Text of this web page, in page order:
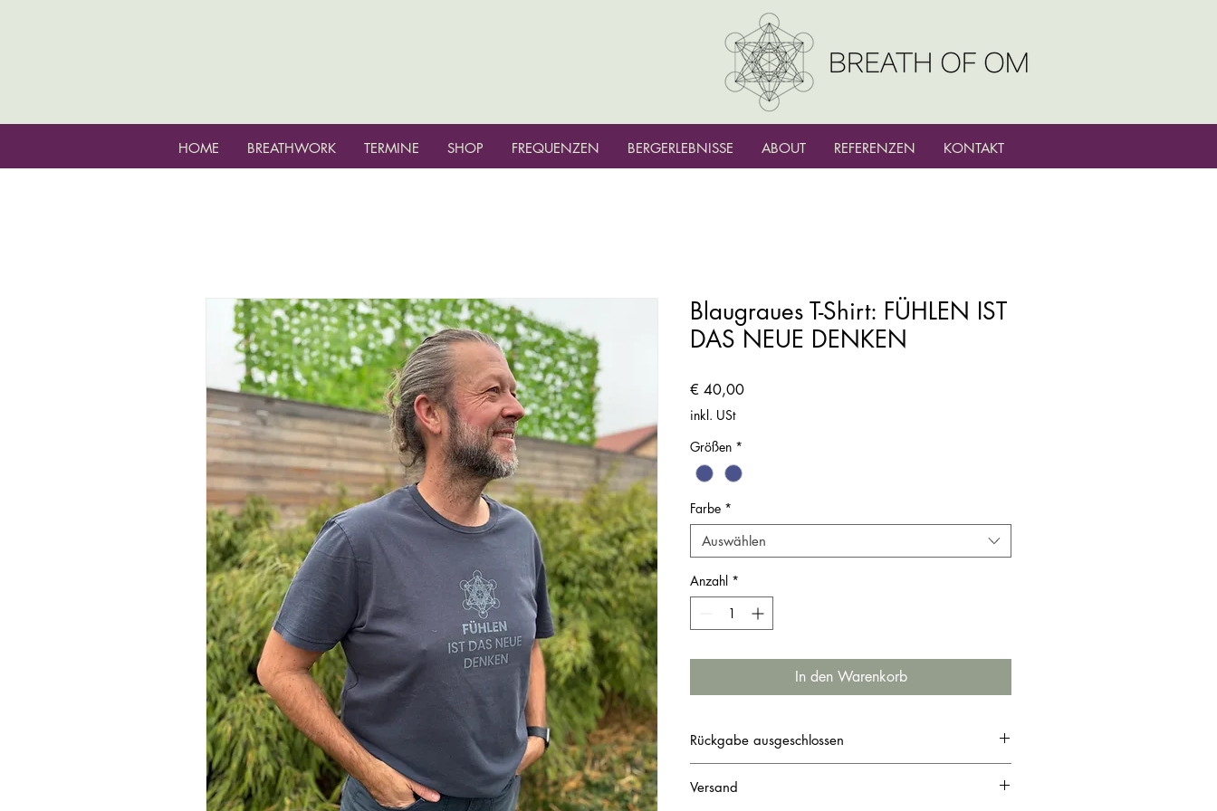
HOME BREATHWORK TERMINE SHOP FREQUENZEN BERGERLEBNISSE ABOUT REFERENZEN KONTAKT
Blaugraues T-Shirt: FÜHLEN IST
DAS NEUE DENKEN
€ 40,00Preis
inkl. USt
Größen *
Farbe *
Auswählen
Anzahl *
In den Warenkorb
Rückgabe ausgeschlossen
Versand